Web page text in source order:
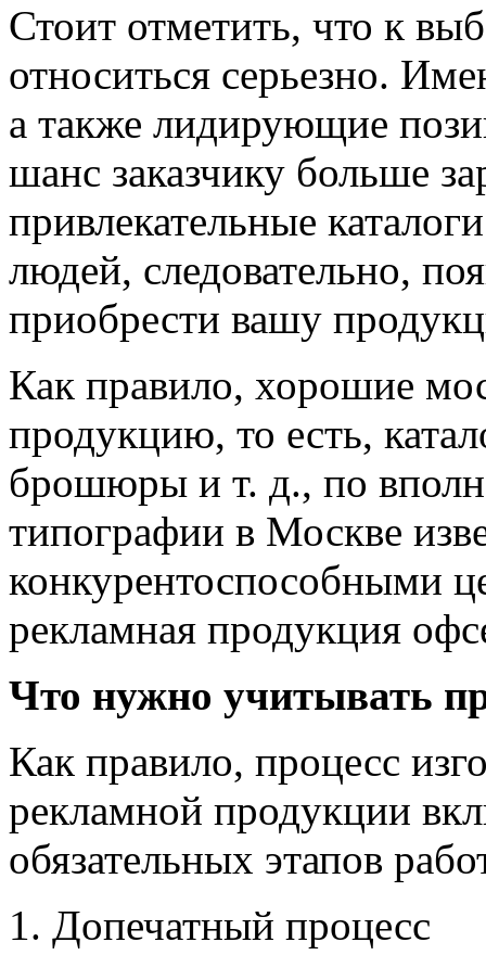
Стоит отметить, что к
относиться серьезно.
а также лидирующие
шанс заказчику больше
привлекательные
людей, следовательно,
приобрести вашу
Как правило, хорошие
продукцию, то есть,
брошюры и т. д., по
типографии в Москве
конкурентоспособными
рекламная продукция
Что нужно учитывать
Как правило, процесс
рекламной продукции
обязательных этапов
Допечатный процесс